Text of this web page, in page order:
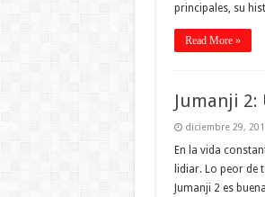
principales, su
Read More »
Jumanji
diciembre 29,
En la vida
lidiar. Lo peor de
Jumanji 2 es